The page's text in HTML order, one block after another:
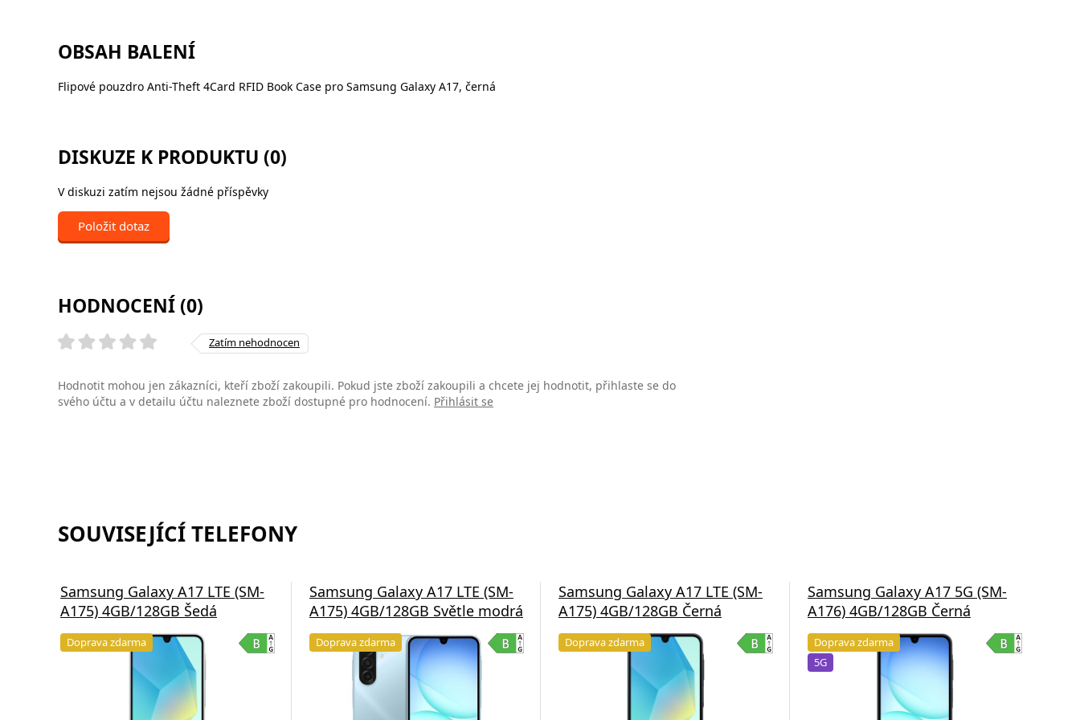
OBSAH BALENÍ
Flipové pouzdro Anti-Theft 4Card RFID Book Case pro Samsung Galaxy A17, černá
DISKUZE K PRODUKTU (0)
V diskuzi zatím nejsou žádné příspěvky
Položit dotaz
HODNOCENÍ (0)
Zatím nehodnocen
Hodnotit mohou jen zákazníci, kteří zboží zakoupili. Pokud jste zboží zakoupili a chcete jej hodnotit, přihlaste se do
svého účtu a v detailu účtu naleznete zboží dostupné pro hodnocení. Přihlásit se
SOUVISEJÍCÍ TELEFONY
Samsung Galaxy A17 LTE (SM-
A175) 4GB/128GB Šedá
Doprava zdarma
Samsung Galaxy A17 LTE (SM-
A175) 4GB/128GB Světle modrá
Doprava zdarma
Samsung Galaxy A17 LTE (SM-
A175) 4GB/128GB Černá
Doprava zdarma
Samsung Galaxy A17 5G (SM-
A176) 4GB/128GB Černá
Doprava zdarma
5G